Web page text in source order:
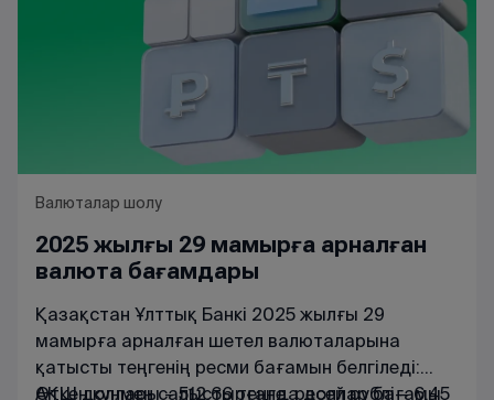
Валюталар шолу
2025 жылғы 29 мамырға арналған
валюта бағамдары
Қазақстан Ұлттық Банкі 2025 жылғы 29
мамырға арналған шетел валюталарына
қатысты теңгенің ресми бағамын белгіледі:
АҚШ доллары – 512,66 теңге, ресей рублі – 6,45
Өткен күнмен салыстырғанда доллар бағамы